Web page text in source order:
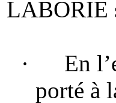
LABORIE
·
En
porté à